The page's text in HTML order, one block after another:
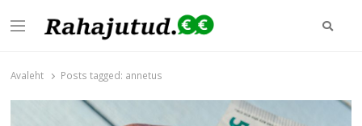
Menu Otsi
Avaleht Posts tagged: annetus